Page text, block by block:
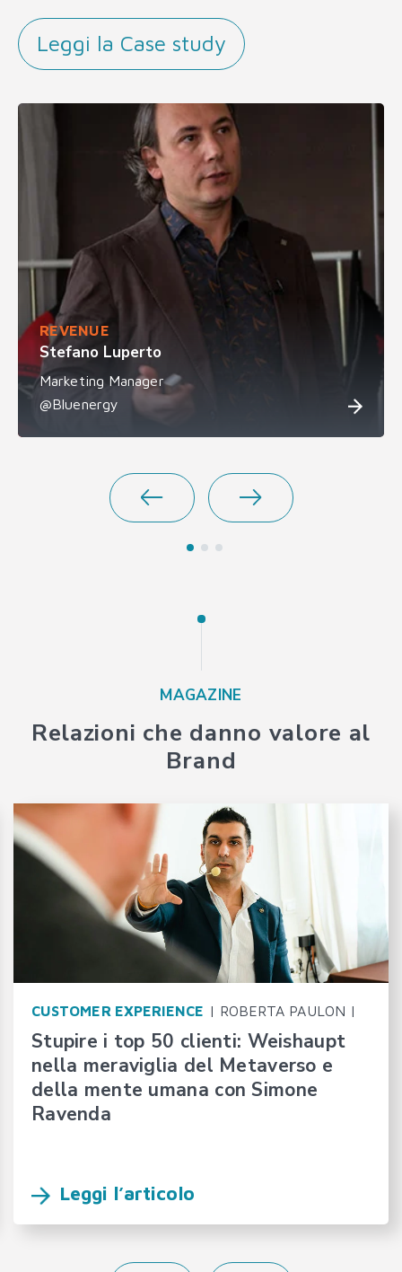
Leggi la Case study
REVENUE
Stefano Luperto
Marketing Manager
@Bluenergy
MAGAZINE
Relazioni che danno valore al
Brand
CUSTOMER EXPERIENCE | ROBERTA PAULON |
Stupire i top 50 clienti: Weishaupt
nella meraviglia del Metaverso e
della mente umana con Simone
Ravenda
Leggi l’articolo